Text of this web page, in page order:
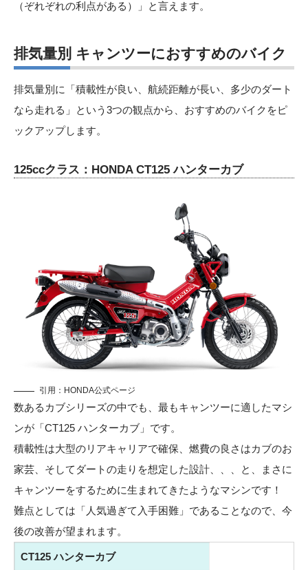
（ぞれぞれの利点がある）」と言えます。
排気量別 キャンツーにおすすめのバイク
排気量別に「積載性が良い、航続距離が長い、多少のダート
なら走れる」という3つの観点から、おすすめのバイクをピ
ックアップします。
125ccクラス：HONDA CT125 ハンターカブ
引用： HONDA公式ページ
数あるカブシリーズの中でも、最もキャンツーに適したマシ
ンが「CT125 ハンターカブ」です。
積載性は大型のリアキャリアで確保、燃費の良さはカブのお
家芸、そしてダートの走りを想定した設計、、、と、まさに
キャンツーをするために生まれてきたようなマシンです！
難点としては「人気過ぎて入手困難」であることなので、今
後の改善が望まれます。
CT125 ハンターカブ